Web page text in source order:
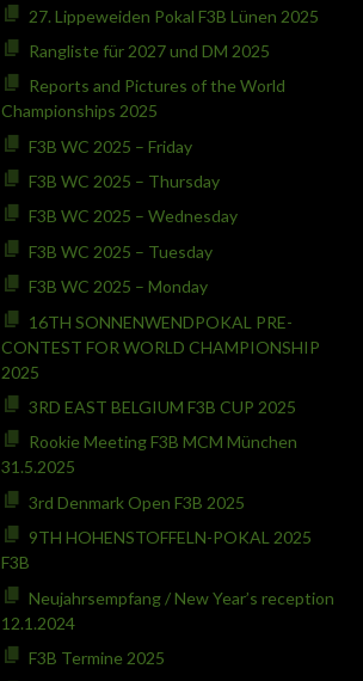
27. Lippeweiden Pokal F3B Lünen 2025
Rangliste für 2027 und DM 2025
Reports and Pictures of the World
Championships 2025
F3B WC 2025 – Friday
F3B WC 2025 – Thursday
F3B WC 2025 – Wednesday
F3B WC 2025 – Tuesday
F3B WC 2025 – Monday
16TH SONNENWENDPOKAL PRE-
CONTEST FOR WORLD CHAMPIONSHIP
2025
3RD EAST BELGIUM F3B CUP 2025
Rookie Meeting F3B MCM München
31.5.2025
3rd Denmark Open F3B 2025
9TH HOHENSTOFFELN-POKAL 2025
F3B
Neujahrsempfang / New Year’s reception
12.1.2024
F3B Termine 2025